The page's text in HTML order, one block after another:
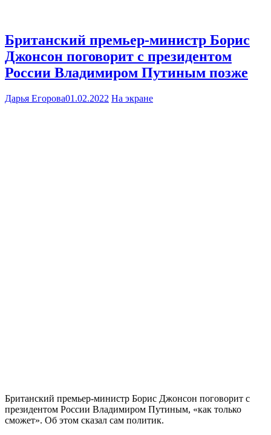
Британский премьер-министр Борис
Джонсон поговорит с президентом
России Владимиром Путиным позже
Дарья Егорова01.02.2022 На экране
Британский премьер-министр Борис Джонсон поговорит с
президентом России Владимиром Путиным, «как только
сможет». Об этом сказал сам политик.